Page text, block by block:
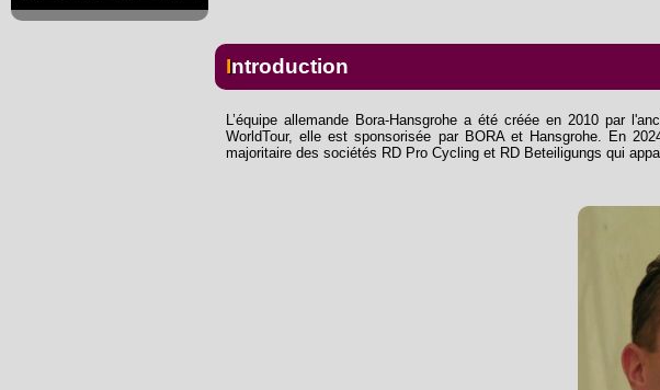
Introduction
L’équipe allemande Bora-Hansgrohe a été créée en 2010 par
WorldTour, elle est sponsorisée par BORA et Hansgrohe. En
majoritaire des sociétés RD Pro Cycling et RD Beteiligungs qui